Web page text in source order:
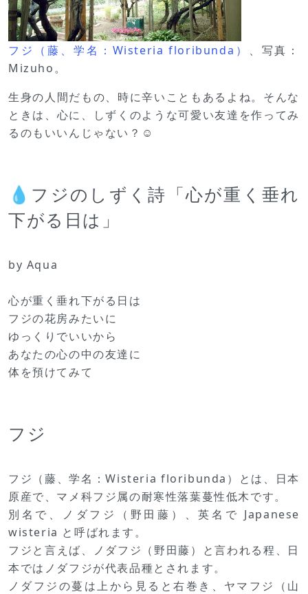
フジ（藤、学名：Wisteria floribunda）
、写真：
Mizuho。
生身の人間だもの、時に辛いこともあるよね。そんな
ときは、心に、しずくのような可愛い友達を作ってみ
るのもいいんじゃない？☺
💧フジのしずく詩「心が重く垂れ
下がる日は」
by Aqua
心が重く垂れ下がる日は
フジの花房みたいに
ゆっくりでいいから
あなたの心の中の友達に
体を預けてみて
フジ
フジ（藤、学名：Wisteria floribunda）とは、日本
原産で、マメ科フジ属の耐寒性落葉蔓性低木です。
別名で、ノダフジ（野田藤）、英名で Japanese
wisteria と呼ばれます。
フジと言えば、ノダフジ（野田藤）と言われる程、日
本ではノダフジが代表品種とされます。
ノダフジの蔓は上から見ると右巻き、ヤマフジ（山